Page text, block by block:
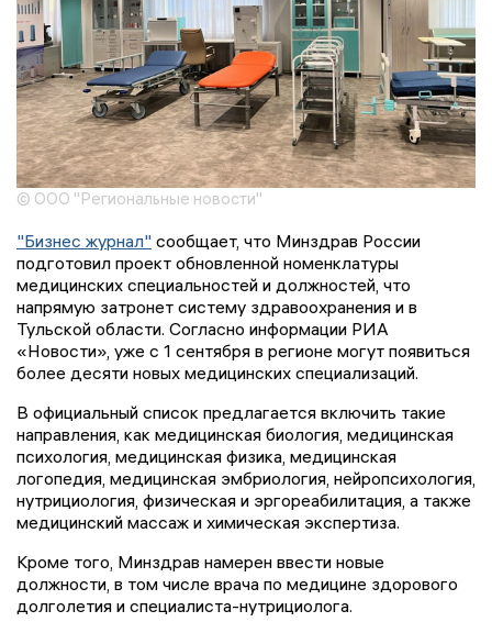
© ООО "Региональные новости"
"Бизнес журнал" сообщает, что Минздрав России
подготовил проект обновленной номенклатуры
медицинских специальностей и должностей, что
напрямую затронет систему здравоохранения и в
Тульской области. Согласно информации РИА
«Новости», уже с 1 сентября в регионе могут появиться
более десяти новых медицинских специализаций.
В официальный список предлагается включить такие
направления, как медицинская биология, медицинская
психология, медицинская физика, медицинская
логопедия, медицинская эмбриология, нейропсихология,
нутрициология, физическая и эргореабилитация, а также
медицинский массаж и химическая экспертиза.
Кроме того, Минздрав намерен ввести новые
должности, в том числе врача по медицине здорового
долголетия и специалиста-нутрициолога.